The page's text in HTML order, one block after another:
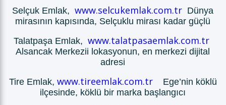
Selçuk Emlak, www.selcukemlak.com.tr Dünya
mirasının kapısında, Selçuklu mirası kadar güçlü
Talatpaşa Emlak, www.talatpasaemlak.com.tr
Alsancak Merkezii lokasyonun, en merkezi dijital
adresi
Tire Emlak, www.tireemlak.com.trEge’nin köklü
ilçesinde, köklü bir marka başlangıcı